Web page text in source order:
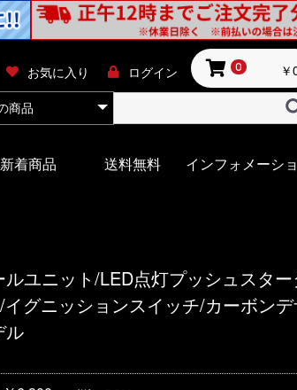
お気に入り ログイン 0 ￥
新着商品 送料無料 インフォメーシ
ユニット/LED点灯プッシュスター
グニッションスイッチ/カーボン
ル